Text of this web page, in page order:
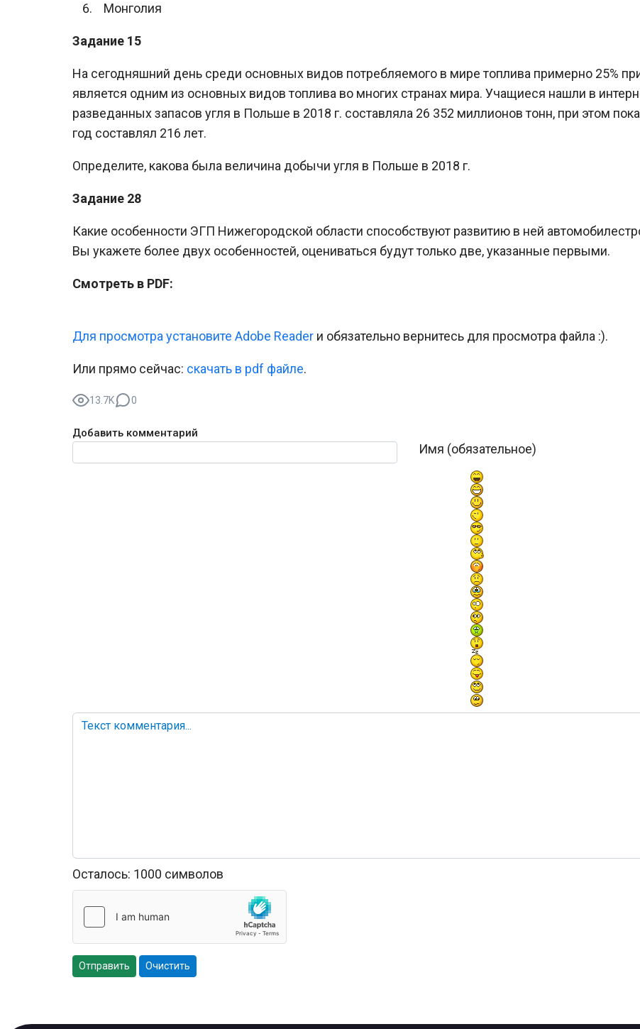
Монголия
Задание 15
На сегодняшний день среди основных видов потребляемого в мире топлива примерно 25%
является одним из основных видов топлива во многих странах мира. Учащиеся нашли в
разведанных запасов угля в Польше в 2018 г. составляла 26 352 миллионов тонн, при этом
год составлял 216 лет.
Определите, какова была величина добычи угля в Польше в 2018 г.
Задание 28
Какие особенности ЭГП Нижегородской области способствуют развитию в ней
Вы укажете более двух особенностей, оцениваться будут только две, указанные первыми.
Смотреть в PDF:
Для просмотра установите Adobe Reader и обязательно вернитесь для просмотра файла :).
Или прямо сейчас: cкачать в pdf файле.
13.7K 0
Добавить комментарий
Имя (обязательное)
Текст комментария
Осталось: 1000 символов
Отправить Очистить